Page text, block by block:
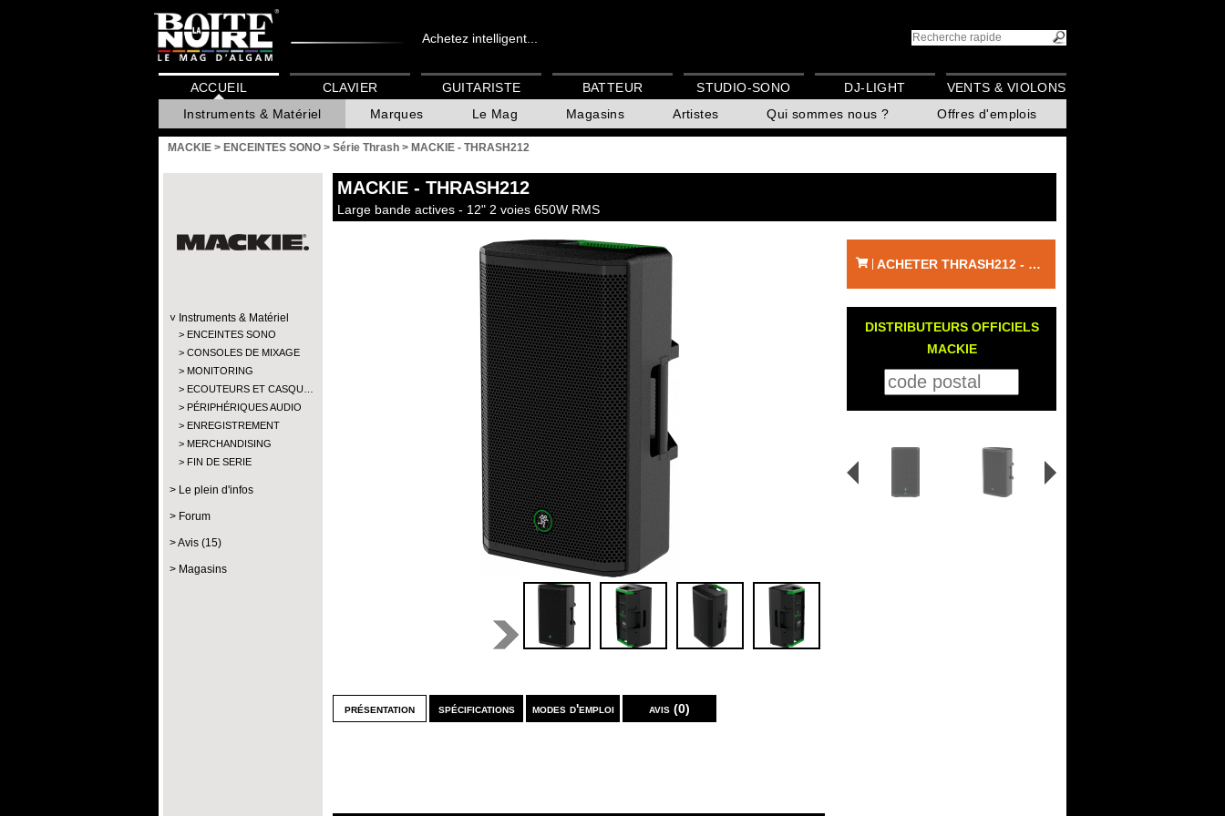
Achetez intelligent...
ACCUEIL
Instruments & Matériel
Marques Le Mag Magasins Artistes Qui sommes nous ? Offres d'emplois
CLAVIER GUITARISTE BATTEUR STUDIO-SONO DJ-LIGHT VENTS & VIOLONS
MACKIE > ENCEINTES SONO > Série Thrash > MACKIE - THRASH212
Instruments & Matériel
ENCEINTES SONO
CONSOLES DE MIXAGE
MONITORING
ECOUTEURS ET CASQU…
PÉRIPHÉRIQUES AUDIO
ENREGISTREMENT
MERCHANDISING
FIN DE SERIE
Le plein d'infos
Forum
Avis (15)
Magasins
MACKIE - THRASH212
Large bande actives - 12" 2 voies 650W RMS
présentation spécifications modes d'emploi avis (0)
ACHETER THRASH212 - MACKIE
DISTRIBUTEURS OFFICIELS
MACKIE